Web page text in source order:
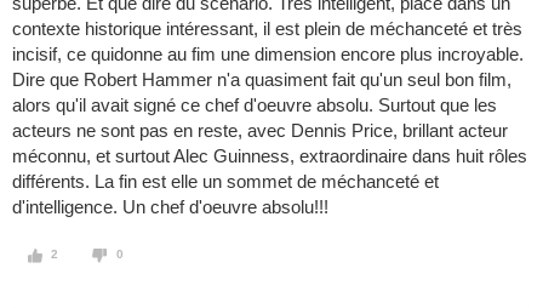
contexte historique intéressant, il est plein de méchanceté et très
incisif, ce quidonne au fim une dimension encore plus incroyable.
Dire que Robert Hammer n'a quasiment fait qu'un seul bon film,
alors qu'il avait signé ce chef d'oeuvre absolu. Surtout que les
acteurs ne sont pas en reste, avec Dennis Price, brillant acteur
méconnu, et surtout Alec Guinness, extraordinaire dans huit rôles
différents. La fin est elle un sommet de méchanceté et
d'intelligence. Un chef d'oeuvre absolu!!!
2 0